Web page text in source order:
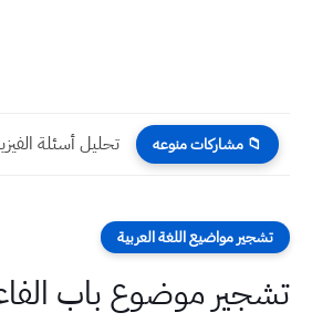
📁 مشاركات منوعه
تشجير مواضيع اللغة العربية
تشجير موضوع باب